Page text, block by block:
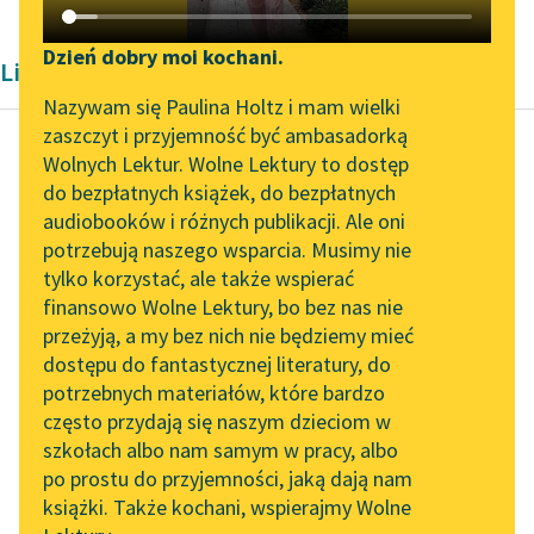
Katalog DAISY
Podkasty o książkach
Zgłoś brak utworu
Aktualności
„Prokurator Alicja Horn”
do słuchania
Byliśmy częścią AI Impact
Lab
Zapraszamy na spotkanie
online z tłumaczkami
literatury skandynawskiej
Spotkanie z Katarzyną
Tunkiel w Oslo
102. lata temu zmarł
Joseph Conrad
Narzędzia
Mapa Wolnych Lektur
Leśmianator
Przewodnik dla piszących i
czytających
API
OAI-PMH
Widget Wolnych Lektur
Przypisy
Dzień dobry moi kochani.
Nazywam się Paulina Holtz i mam wielki
zaszczyt i przyjemność być ambasadorką
Wolnych Lektur. Wolne Lektury to dostęp
do bezpłatnych książek, do bezpłatnych
audiobooków i różnych publikacji. Ale oni
potrzebują naszego wsparcia. Musimy nie
tylko korzystać, ale także wspierać
finansowo Wolne Lektury, bo bez nas nie
przeżyją, a my bez nich nie będziemy mieć
dostępu do fantastycznej literatury, do
potrzebnych materiałów, które bardzo
często przydają się naszym dzieciom w
szkołach albo nam samym w pracy, albo
po prostu do przyjemności, jaką dają nam
książki. Także kochani, wspierajmy Wolne
Liryka okresu współczesności
Konstanty Ildefons
Gałczyński
Kronika olsztyńska
Kiedy słońce
przechodzi
przez swe zachodnie
wrota,
widzę twe ciało w
wodzie
jak posążek ze...